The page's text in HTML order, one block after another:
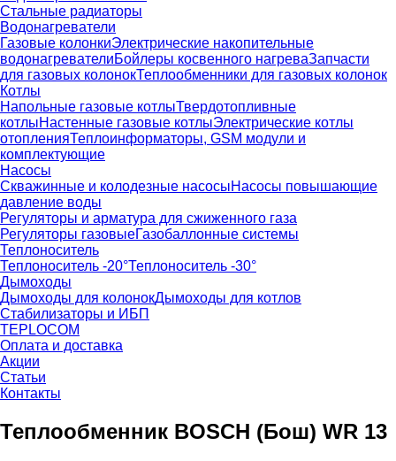
Стальные радиаторы
Водонагреватели
Газовые колонкиЭлектрические накопительные
водонагревателиБойлеры косвенного нагреваЗапчасти
для газовых колонокТеплообменники для газовых колонок
Котлы
Напольные газовые котлыТвердотопливные
котлыНастенные газовые котлыЭлектрические котлы
отопленияТеплоинформаторы, GSM модули и
комплектующие
Насосы
Скважинные и колодезные насосыНасосы повышающие
давление воды
Регуляторы и арматура для сжиженного газа
Регуляторы газовыеГазобаллонные системы
Теплоноситель
Теплоноситель -20°Теплоноситель -30°
Дымоходы
Дымоходы для колонокДымоходы для котлов
Стабилизаторы и ИБП
TEPLOCOM
Оплата и доставка
Акции
Статьи
Контакты
Теплообменник BOSCH (Бош) WR 13